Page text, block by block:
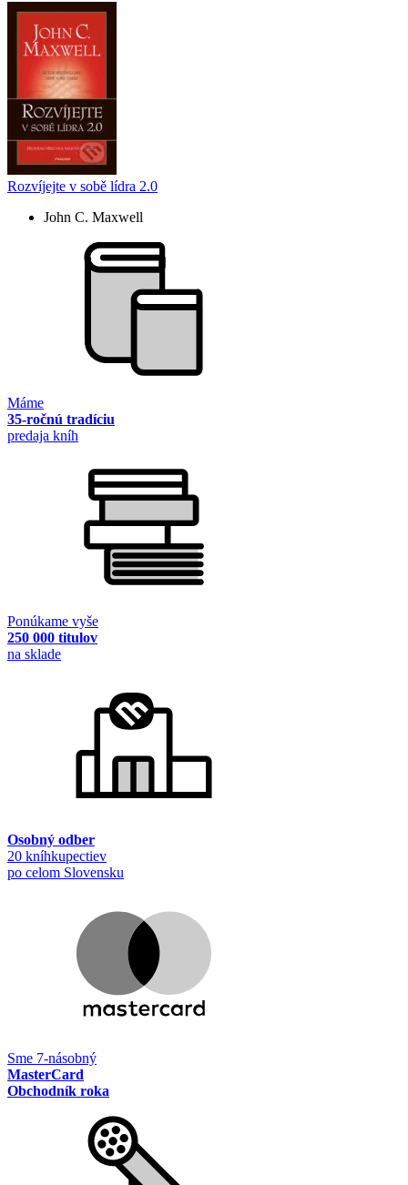
Rozvíjejte v sobě lídra 2.0
John C. Maxwell
Máme
35-ročnú tradíciu
predaja kníh
Ponúkame vyše
250 000 titulov
na sklade
Osobný odber
20 kníhkupectiev
po celom Slovensku
Sme 7-násobný
MasterCard
Obchodník roka